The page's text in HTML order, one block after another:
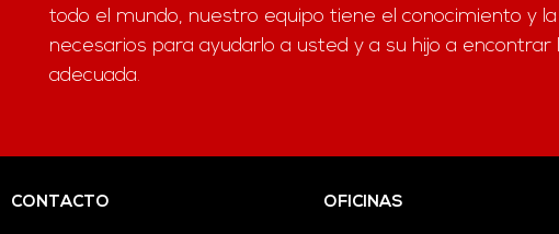
todo el mundo, nuestro equipo tiene el conocimiento y
necesarios para ayudarlo a usted y a su hijo a encontrar
adecuada.
CONTACTO OFICINAS